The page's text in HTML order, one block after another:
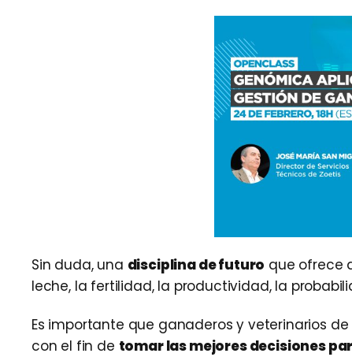
Sin duda, una disciplina de futuro que ofrece
leche, la fertilidad, la productividad, la
Es importante que ganaderos y veterinarios
con el fin de tomar las mejores decisiones